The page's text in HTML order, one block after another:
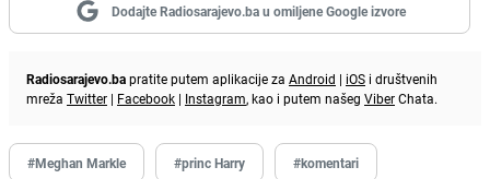
Dodajte Radiosarajevo.ba u omiljene Google izvore
Radiosarajevo.bapratite putem aplikacije za Android | iOS i društvenih
mreža Twitter | Facebook | Instagram, kao i putem našeg ViberChata.
#Meghan Markle #princ Harry #komentari